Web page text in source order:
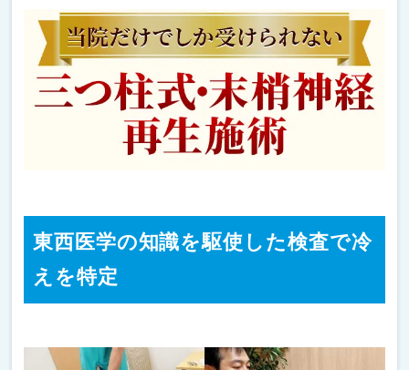
東西医学の知識を駆使した検査で冷
えを特定